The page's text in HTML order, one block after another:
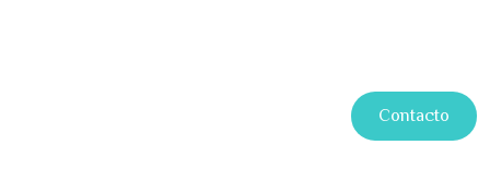
Contacto